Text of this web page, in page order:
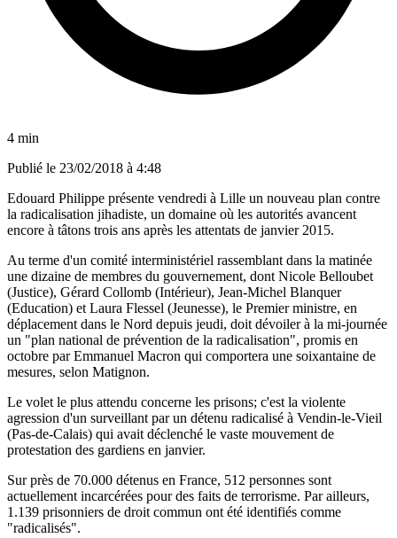
4 min
Publié le 23/02/2018 à 4:48
Edouard Philippe présente vendredi à Lille un nouveau plan contre
la radicalisation jihadiste, un domaine où les autorités avancent
encore à tâtons trois ans après les attentats de janvier 2015.
Au terme d'un comité interministériel rassemblant dans la matinée
une dizaine de membres du gouvernement, dont Nicole Belloubet
(Justice), Gérard Collomb (Intérieur), Jean-Michel Blanquer
(Education) et Laura Flessel (Jeunesse), le Premier ministre, en
déplacement dans le Nord depuis jeudi, doit dévoiler à la mi-journée
un "plan national de prévention de la radicalisation", promis en
octobre par Emmanuel Macron qui comportera une soixantaine de
mesures, selon Matignon.
Le volet le plus attendu concerne les prisons; c'est la violente
agression d'un surveillant par un détenu radicalisé à Vendin-le-Vieil
(Pas-de-Calais) qui avait déclenché le vaste mouvement de
protestation des gardiens en janvier.
Sur près de 70.000 détenus en France, 512 personnes sont
actuellement incarcérées pour des faits de terrorisme. Par ailleurs,
1.139 prisonniers de droit commun ont été identifiés comme
"radicalisés".